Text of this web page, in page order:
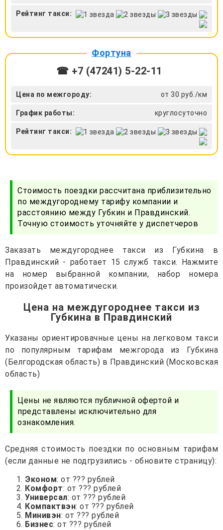
Рейтинг такси:
Фортуна
☎ +7 (47241) 5-22-11
Цена по межгороду: от 30 руб./км
График работы: круглосуточно
Рейтинг такси:
Стоимость поездки рассчитана приблизительно
по междугороднему тарифу компании и
расстоянию между Губкин и Правдинский.
Точную стоимость уточняйте у диспетчеров
Заказать междугороднее такси из Губкина в
Правдинский - работает 15 служб такси. Нажмите
на номер выбранной компании, набор номера
произойдет автоматически.
Цена на междугороднее такси из
Губкина в Правдинский
Указаны ориентировачные цены на легковом такси
по популярным тарифам межгорода из Губкина
(Белгородская область) в Правдинский (Московская
область)
Цены не являются публичной офертой и
представлены исключительно для
ознакомления.
Средняя стоимость поездки по основным тарифам
(если данные не подгрузились - обновите страницу):
Эконом: от ??? рублей
Комфорт: от ??? рублей
Универсал: от ??? рублей
Компактвэн: от ??? рублей
Минивэн: от ??? рублей
Бизнес: от ??? рублей